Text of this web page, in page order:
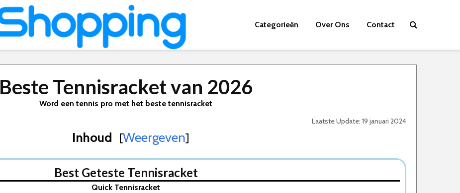
Categorieën Over Ons Contact
Beste Tennisracket van 2026
Word een tennis pro met het beste tennisracket
Laatste Update: 19 januari 2024
Inhoud [Weergeven]
Best Geteste Tennisracket
Quick Tennisracket